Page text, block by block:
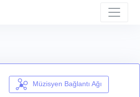
Müzisyen Bağlantı Ağı